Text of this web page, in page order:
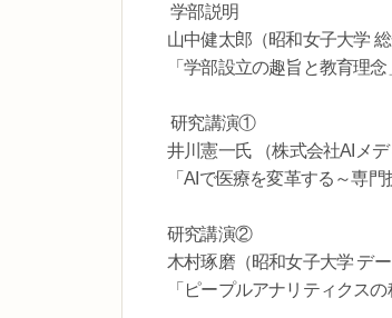
学部説明
山中健太郎（昭和女子大学 総
「学部設立の趣旨と教育理念
研究講演①
井川憲一氏 （株式会社AIメデ
「AIで医療を変革する～専
研究講演②
木村琢磨（昭和女子大学 デ
「ピープルアナリティクスの